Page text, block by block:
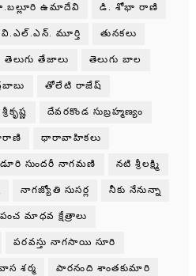
ఉమాదేవి డి. శోభా రాణి
వి.ఎల్.ఎన్. మూర్తి తునకలు
తెలుగు తేజాలు తెలుగు బాల
తోలేటి రాజేష్
దేవరకొండ సుబ్రహ్మణ్యం
ధారావాహికలు
సుందరీ నాగమణి నటి శ్రీలక్ష్మి
నాగజ్యోతి సుసర్ల నీకు నేనున్నా
పంచ మాధవ క్షేత్రాలు
పరవస్తు నాగసాయి సూరి
శర్మ పారనంది శాంతకుమారి